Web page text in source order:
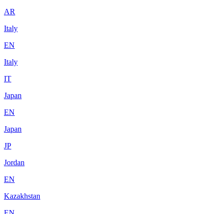
AR
Italy
EN
Italy
IT
Japan
EN
Japan
JP
Jordan
EN
Kazakhstan